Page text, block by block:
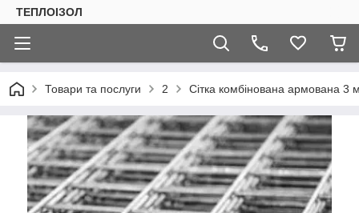
ТЕПЛОIЗОЛ
Товари та послуги 2 Сітка комбінована армована 3